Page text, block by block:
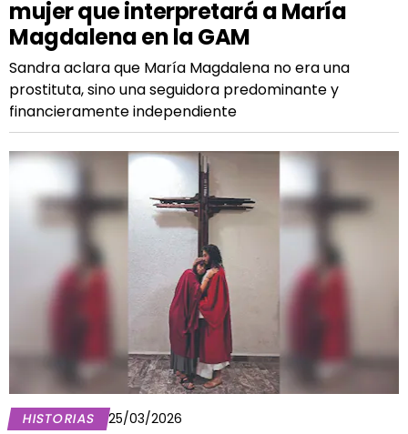
mujer que interpretará a María
Magdalena en la GAM
Sandra aclara que María Magdalena no era una
prostituta, sino una seguidora predominante y
financieramente independiente
HISTORIAS 25/03/2026